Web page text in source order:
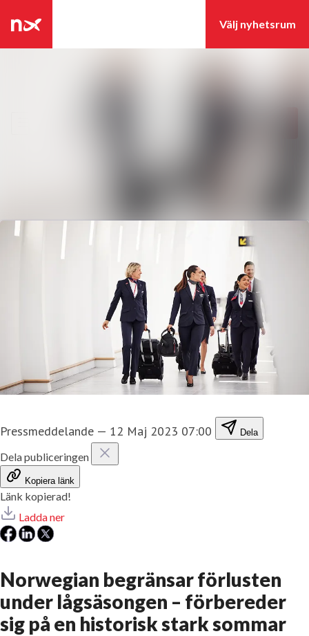
Pressmeddelande — 12 Maj 2023 07:00 Dela
Dela publiceringen
Kopiera länk
Länk kopierad!
Ladda ner
Norwegian begränsar förlusten
under lågsäsongen – förbereder
sig på en historisk stark sommar